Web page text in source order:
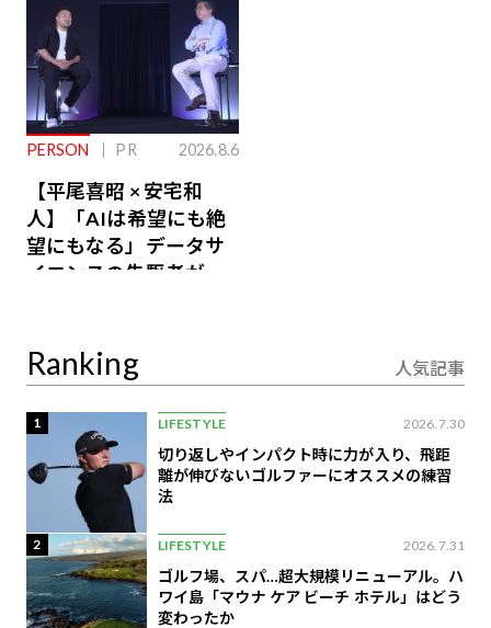
PERSON PR 2026.8.6
【平尾喜昭 × 安宅和
人】「AIは希望にも絶
望にもなる」データサ
イエンスの先駆者が語
Ranking 人気記事
1 LIFESTYLE 2026.7.30
切り返しやインパクト時に力が入り、飛距
離が伸びないゴルファーにオススメの練習
法
2 LIFESTYLE 2026.7.31
ゴルフ場、スパ…超大規模リニューアル。ハ
ワイ島「マウナ ケア ビーチ ホテル」はどう
変わったか